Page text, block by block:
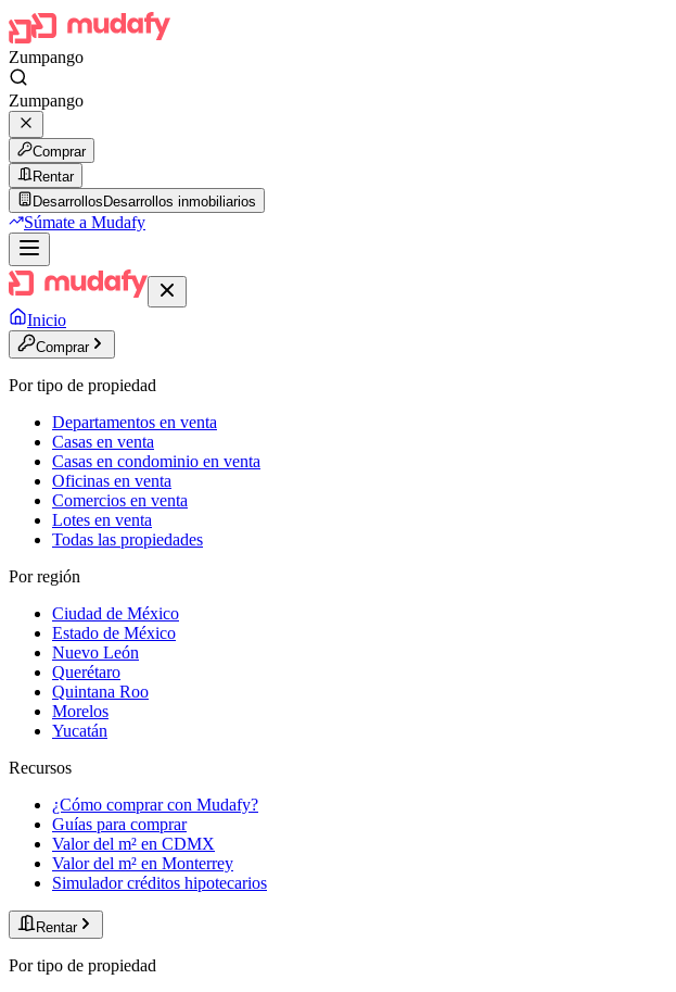
Zumpango
Zumpango
Comprar
Rentar
Desarrollos Desarrollos inmobiliarios
Súmate a Mudafy
Inicio
Comprar
Por tipo de propiedad
Departamentos en venta
Casas en venta
Casas en condominio en venta
Oficinas en venta
Comercios en venta
Lotes en venta
Todas las propiedades
Por región
Ciudad de México
Estado de México
Nuevo León
Querétaro
Quintana Roo
Morelos
Yucatán
Recursos
¿Cómo comprar con Mudafy?
Guías para comprar
Valor del m² en CDMX
Valor del m² en Monterrey
Simulador créditos hipotecarios
Rentar
Por tipo de propiedad